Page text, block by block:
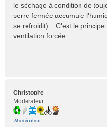
le séchage à condition de
serre fermée accumule
se refroidit)... C'est le
ventilation forcée...
Christophe
Modérateur